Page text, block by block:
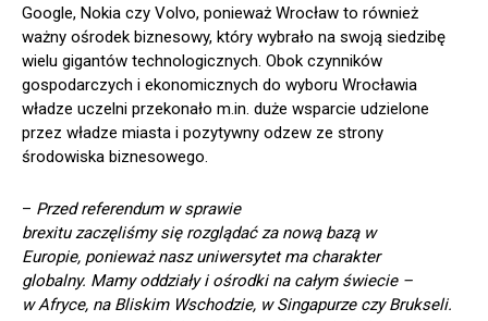
Google, Nokia czy Volvo, ponieważ Wrocław to również
ważny ośrodek biznesowy, który wybrało na swoją siedzibę
wielu gigantów technologicznych. Obok czynników
gospodarczych i ekonomicznych do wyboru Wrocławia
władze uczelni przekonało m.in. duże wsparcie udzielone
przez władze miasta i pozytywny odzew ze strony
środowiska biznesowego.
– Przed referendum w sprawie
brexitu zaczęliśmysię rozglądać za nową bazą w
Europie, ponieważ nasz uniwersytet ma charakter
globalny. Mamy oddziały i ośrodki na całym świecie –
w Afryce, na Bliskim Wschodzie, w Singapurze czy Brukseli.